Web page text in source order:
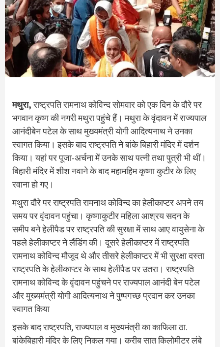
मथुरा,राष्ट्रपति रामनाथ कोविन्द सोमवार को एक दिन के दौरे पर
भगवान कृष्ण की नगरी मथुरा पहुंचे हैं। मथुरा के वृंदावन में राज्यपाल
आनंदीबेन पटेल के साथ मुख्यमंत्री योगी आदित्यनाथ ने उनका
स्वागत किया। इसके बाद राष्ट्रपति ने बांके बिहारी मंदिर में दर्शन
किया। यहां पर पूजा-अर्चना में उनके साथ पत्नी तथा पुत्री भी थीं।
बिहारी मंदिर में शीश नवाने के बाद महामहिम कृष्णा कुटीर के लिए
रवाना हो गए।
मथुरा दौरे पर राष्ट्रपति रामनाथ कोविन्द का हेलीकाप्टर अपने तय
समय पर वृंदावन पहुंचा। कृष्णाकुटीर महिला आश्रय सदन के
समीप बने हेलीपैड पर राष्ट्रपति की सुरक्षा में साथ आए वायुसेना के
पहले हेलीकाप्टर ने लैंडिंग की। दूसरे हेलीकाप्टर में राष्ट्रपति
रामनाथ कोविन्द मौजूद थे और तीसरे हेलीकाप्टर में भी सुरक्षा दस्ता
राष्ट्रपति के हेलीकाप्टर के साथ हेलीपैड पर उतरा। राष्ट्रपति
रामनाथ कोविन्द के वृंदावन पहुंचने पर राज्यपाल आनंदी बेन पटेल
और मुख्यमंत्री योगी आदित्यनाथ ने पुष्पगच्छ प्रदान कर उनका
स्वागत किया
इसके बाद राष्ट्रपति, राज्यपाल व मुख्यमंत्री का काफिला ठा.
बांकेबिहारी मंदिर के लिए निकल गया। करीब सात किलोमीटर लंबे